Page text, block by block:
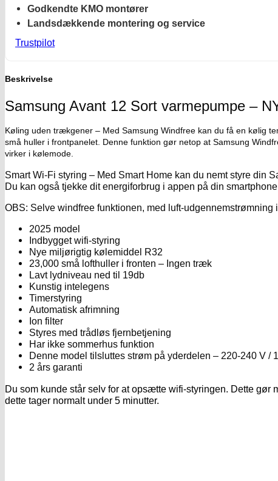
Godkendte KMO montører
Landsdækkende montering og service
Trustpilot
Beskrivelse
Samsung Avant 12 Sort varmepumpe –
Køling uden trækgener – Med Samsung Windfree kan du få en kølig
små huller i frontpanelet. Denne funktion gør netop at Samsung
virker i kølemode.
Smart Wi-Fi styring – Med Smart Home kan du nemt styre din
Du kan også tjekke dit energiforbrug i appen på din
OBS: Selve windfree funktionen, med luft-
2025 model
Indbygget wifi-styring
Nye miljørigtig kølemiddel R32
23,000 små lofthuller i fronten – Ingen træk
Lavt lydniveau ned til 19db
Kunstig intelegens
Timerstyring
Automatisk afrimning
Ion filter
Styres med trådløs fjernbetjening
Har ikke sommerhus funktion
Denne model tilsluttes strøm på yderdelen – 220-240 V /
2 års garanti
Du som kunde står selv for at opsætte wifi-styringen. Dette
dette tager normalt under 5 minutter.